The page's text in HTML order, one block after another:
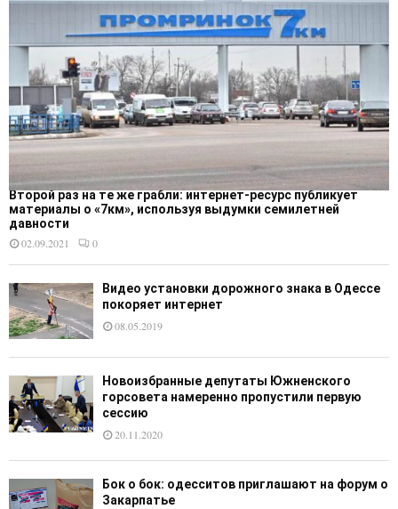
Второй раз на те же грабли: интернет-ресурс публикует
материалы о «7км», используя выдумки семилетней
давности
02.09.2021
0
Видео установки дорожного знака в Одессе
покоряет интернет
08.05.2019
Новоизбранные депутаты Южненского
горсовета намеренно пропустили первую
сессию
20.11.2020
Бок о бок: одесситов приглашают на форум о
Закарпатье